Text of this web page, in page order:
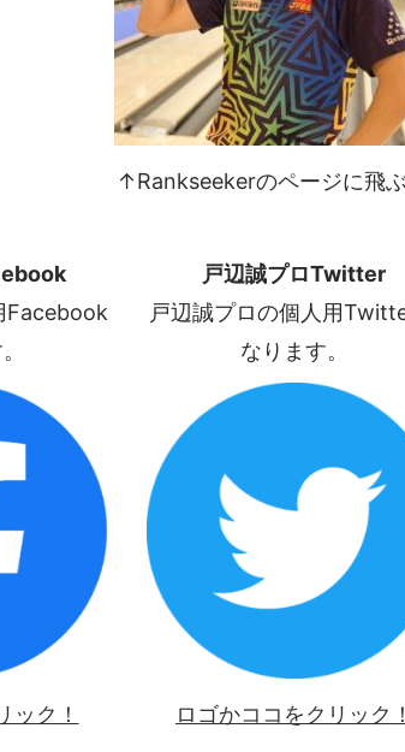
↑Rankseekerのページに飛
Facebook
ック！
戸辺誠プロTwitter
戸辺誠プロの個人用
なります。
ロゴかココをクリック！